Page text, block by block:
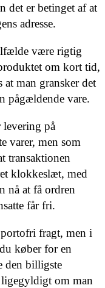
det er betinget af at
adresse.
være rigtig
om kort tid,
man gransker det
pågældende vare.
levering på
varer, men som
transaktionen
klokkeslæt, med
nå at få ordren
får fri.
fragt, men i
køber for en
den billigste
om man